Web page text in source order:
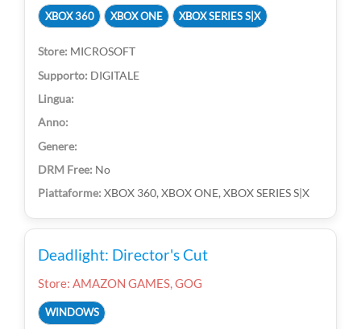
XBOX 360 XBOX ONE XBOX SERIES S|X
MICROSOFT
DIGITALE
No
XBOX 360, XBOX ONE, XBOX SERIES S|X
Deadlight: Director's Cut
Store: AMAZON GAMES, GOG
WINDOWS